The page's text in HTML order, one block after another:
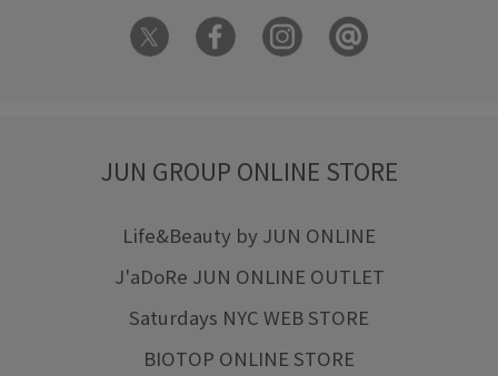
JUN GROUP ONLINE STORE
Life&Beauty by JUN ONLINE
J'aDoRe JUN ONLINE OUTLET
Saturdays NYC WEB STORE
BIOTOP ONLINE STORE